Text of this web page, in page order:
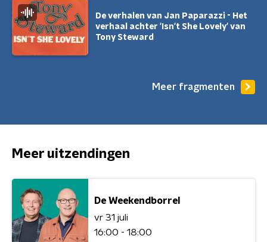
De verhalen van Jan Paparazzi - Het
verhaal achter 'Isn't She Lovely' van
Tony Steward
Meer fragmenten
Meer uitzendingen
De Weekendborrel
vr 31 juli
16:00 - 18:00